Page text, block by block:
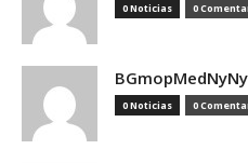
0 Noticias 0
0 Noticias 0